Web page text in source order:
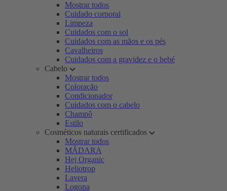
Mostrar todos
Cuidado corporal
Limpeza
Cuidados com o sol
Cuidados com as mãos e os pés
Cavalheiros
Cuidados com a gravidez e o bebé
Cabelo
Mostrar todos
Coloração
Condicionador
Cuidados com o cabelo
Champô
Estilo
Cosméticos naturais certificados
Mostrar todos
MÁDARA
Hej Organic
Heliotrop
Lavera
Logona